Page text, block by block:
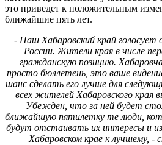
это приведет к положительным
ближайшие пять лет.
- Наш Хабаровский край голосует
России. Жители края в числе
гражданскую позицию.
просто бюллетень, это ваше
шанс сделать его лучше для
всех жителей Хабаровского края
Убежден, что за ней будет
ближайшую пятилетку те люди,
будут отстаивать их интересы и
Хабаровском крае к лучшему, -